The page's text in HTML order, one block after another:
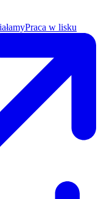
Praca w lisku